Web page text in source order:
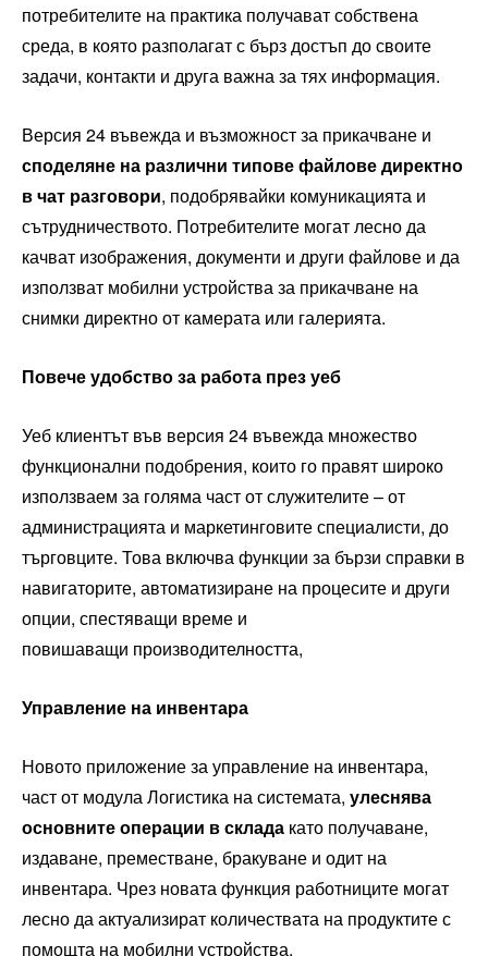
потребителите на практика получават собствена
среда, в която разполагат с бърз достъп до своите
задачи, контакти и друга важна за тях информация.
Версия 24 въвежда и възможност за прикачване и
споделяне на различни типове файлове директно
в чат разговори, подобрявайки комуникацията и
сътрудничеството. Потребителите могат лесно да
качват изображения, документи и други файлове и да
използват мобилни устройства за прикачване на
снимки директно от камерата или галерията.
Повече удобство за работа през уеб
Уеб клиентът във версия 24 въвежда множество
функционални подобрения, които го правят широко
използваем за голяма част от служителите – от
администрацията и маркетинговите специалисти, до
търговците. Това включва функции за бързи справки в
навигаторите, автоматизиране на процесите и други
опции, спестяващи време и
повишаващи производителността,
Управление на инвентара
Новото приложение за управление на инвентара,
част от модула Логистика на системата, улеснява
основните операции в склада като получаване,
издаване, преместване, бракуване и одит на
инвентара. Чрез новата функция работниците могат
лесно да актуализират количествата на продуктите с
помощта на мобилни устройства.